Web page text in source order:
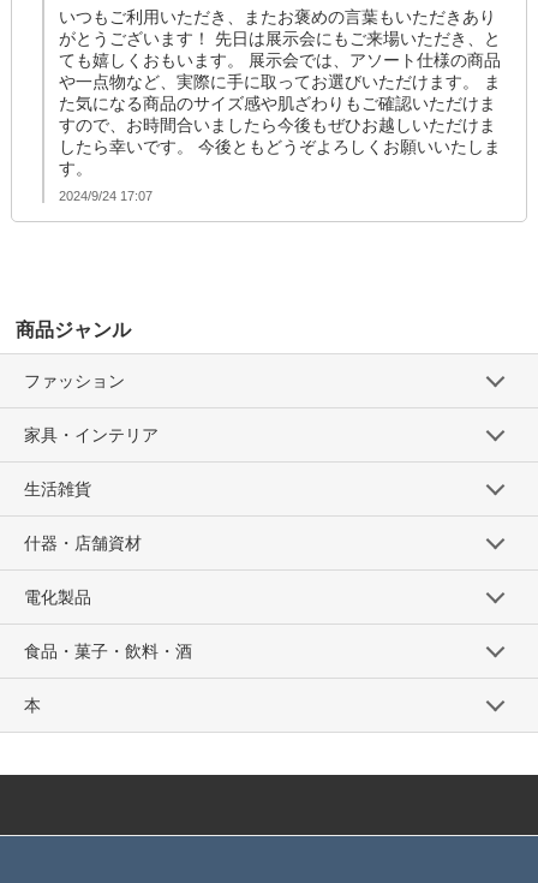
いつもご利用いただき、またお褒めの言葉もいただきあり
がとうございます！ 先日は展示会にもご来場いただき、と
ても嬉しくおもいます。 展示会では、アソート仕様の商品
や一点物など、実際に手に取ってお選びいただけます。 ま
た気になる商品のサイズ感や肌ざわりもご確認いただけま
すので、お時間合いましたら今後もぜひお越しいただけま
したら幸いです。 今後ともどうぞよろしくお願いいたしま
す。
2024/9/24 17:07
商品ジャンル
ファッション
家具・インテリア
生活雑貨
什器・店舗資材
電化製品
食品・菓子・飲料・酒
本